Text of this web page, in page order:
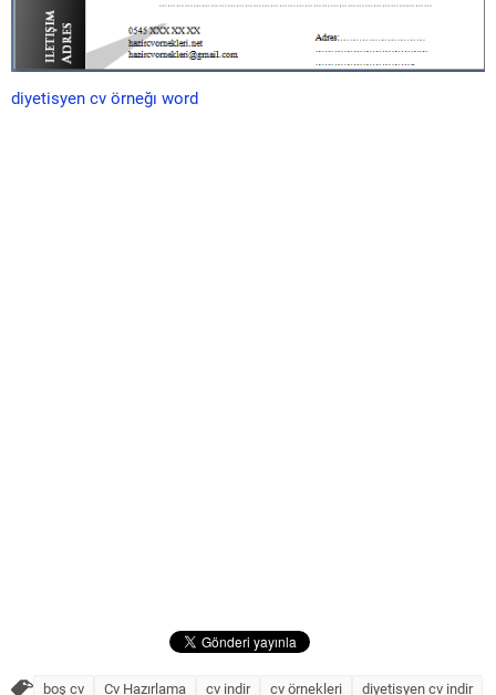
diyetisyen cv örneğı word
boş cv Cv Hazırlama cv indir cv örnekleri diyetisyen cv indir